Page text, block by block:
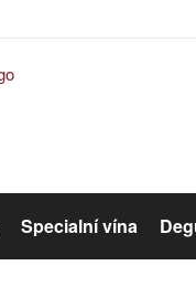
Specialní vína